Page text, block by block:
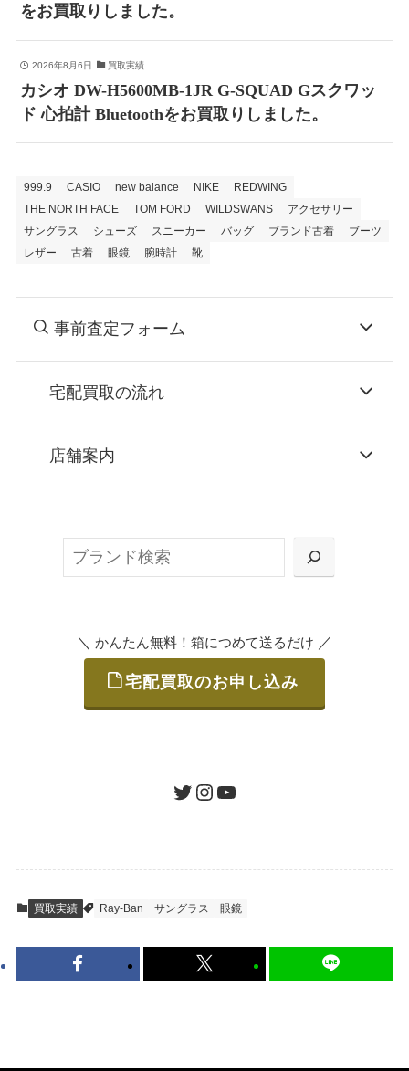
をお買取りしました。
2026年8月6日 買取実績
カシオ DW-H5600MB-1JR G-SQUAD Gスクワッ
ド 心拍計 Bluetoothをお買取りしました。
999.9 CASIO new balance NIKE
REDWING
THE NORTH FACE
TOM FORD WILDSWANS
アクセサリー
サングラス
シューズ スニーカー バッグ ブランド古着
ブーツ
レザー
古着 眼鏡 腕時計 靴
事前査定フォーム
宅配買取の流れ
お申込み
または梱包材不要の「集荷申込」からお選び
ご発送
査定結果のご承認 / 入金
到着即日に査定いたします。買取金額にご納
得いただければ、最短即日の入金が可能で
店舗案内
＼ かんたん無料！箱につめて送るだけ ／
宅配買取のお申し込み
ツイッターインスタグラムユーチューブ
買取実績 Ray-Ban サングラス 眼鏡